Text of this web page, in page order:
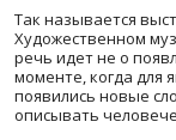
Так называется
Художественном
речь идет не о
моменте, когда для
появились новые
описывать